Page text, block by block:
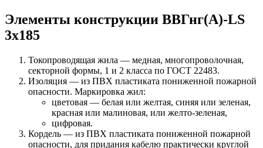
Элементы конструкции ВВГнг(А)-LS
3х185
Токопроводящая жила — медная, многопроволочная,
секторной формы, 1 и 2 класса по ГОСТ 22483.
Изоляция — из ПВХ пластиката пониженной пожарной
опасности. Маркировка жил:
цветовая — белая или желтая, синяя или зеленая,
красная или малиновая, или желто-зеленая,
цифровая.
Кордель — из ПВХ пластиката пониженной пожарной
опасности, для придания кабелю практически круглой